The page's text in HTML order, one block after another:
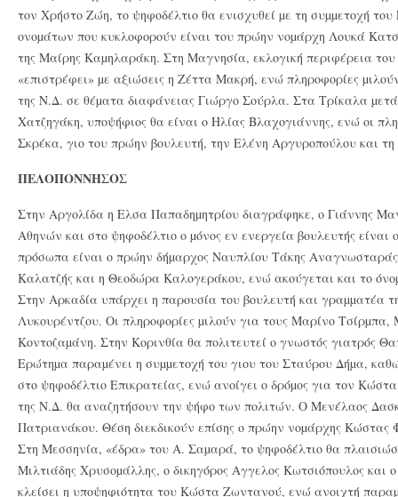
τον Χρήστο Ζώη, το ψηφοδέλτιο θα ενισχυθεί µε τη συµµετοχή
ονοµάτων που κυκλοφορούν είναι του πρώην νοµάρχη Λουκά
της Μαίρης Καµηλαράκη. Στη Μαγνησία, εκλογική περιφέρεια
«επιστρέφει» µε αξιώσεις η Ζέττα Μακρή, ενώ πληροφορίες
της Ν.Δ. σε θέµατα διαφάνειας Γιώργο Σούρλα. Στα Τρίκαλα
Χατζηγάκη, υποψήφιος θα είναι ο Ηλίας Βλαχογιάννης, ενώ οι
Σκρέκα, γιο του πρώην βουλευτή, την Ελένη Αργυροπούλου και
ΠΕΛΟΠΟΝΝΗΣΟΣ
Στην Αργολίδα η Ελσα Παπαδηµητρίου διαγράφηκε, ο Γιάννης
Αθηνών και στο ψηφοδέλτιο ο µόνος εν ενεργεία βουλευτής
πρόσωπα είναι ο πρώην δήµαρχος Ναυπλίου Τάκης
Καλατζής και η Θεοδώρα Καλογεράκου, ενώ ακούγεται και το
Στην Αρκαδία υπάρχει η παρουσία του βουλευτή και γραµµατέα
Λυκουρέντζου. Οι πληροφορίες µιλούν για τους Μαρίνο
Κοντοζαµάνη. Στην Κορινθία θα πολιτευτεί ο γνωστός γιατρός
Ερώτηµα παραµένει η συµµετοχή του γιου του Σταύρου Δήµα,
στο ψηφοδέλτιο Επικρατείας, ενώ ανοίγει ο δρόµος για τον
της Ν.Δ. θα αναζητήσουν την ψήφο των πολιτών. Ο Μενέλαος
Πατριανάκου. Θέση διεκδικούν επίσης ο πρώην νοµάρχης
Στη Μεσσηνία, «έδρα» του Α. Σαµαρά, το ψηφοδέλτιο θα
Μιλτιάδης Χρυσοµάλλης, ο δικηγόρος Αγγελος Κωτσιόπουλος και
κλείσει η υποψηφιότητα του Κώστα Ζωντανού, ενώ ανοιχτή